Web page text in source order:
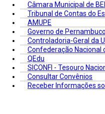
Câmara Municipal de
Tribunal de Contas do
AMUPE
Governo de Pernambuco
Controladoria-Geral da
Confederação Nacional
QEdu
SICONFI - Tesouro
Consultar Convênios
Receber Informações